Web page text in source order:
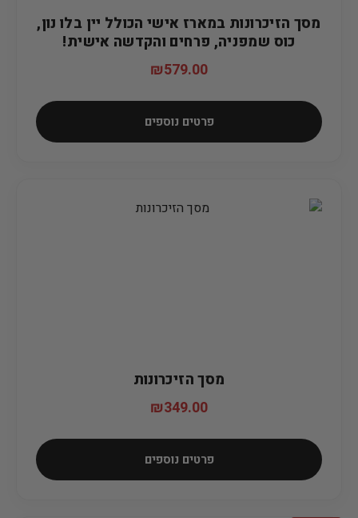
מסך הזיכרונות במארז אישי הכולל יין בלו נון,
כוס שמפניה, פרחים והקדשה אישית!
₪579.00
פרטים נוספים
מסך הזיכרונות
₪349.00
פרטים נוספים